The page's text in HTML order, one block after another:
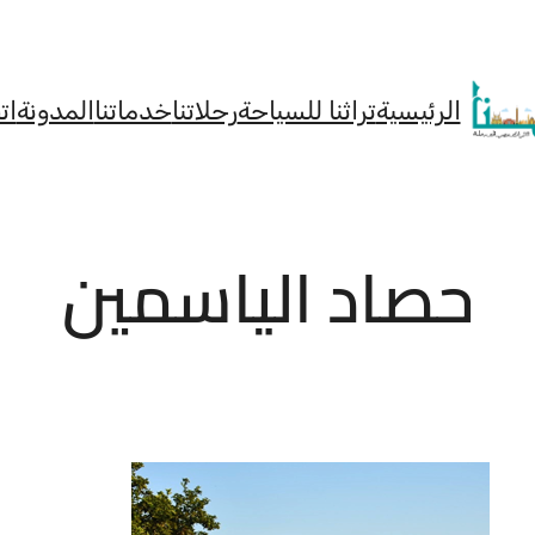
الرئيسيةتراثنا للسياحةرحلاتناخدماتناالمدونة
حصاد الياسمين